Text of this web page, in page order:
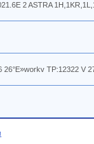
2 ASTRA
TP:12322 V